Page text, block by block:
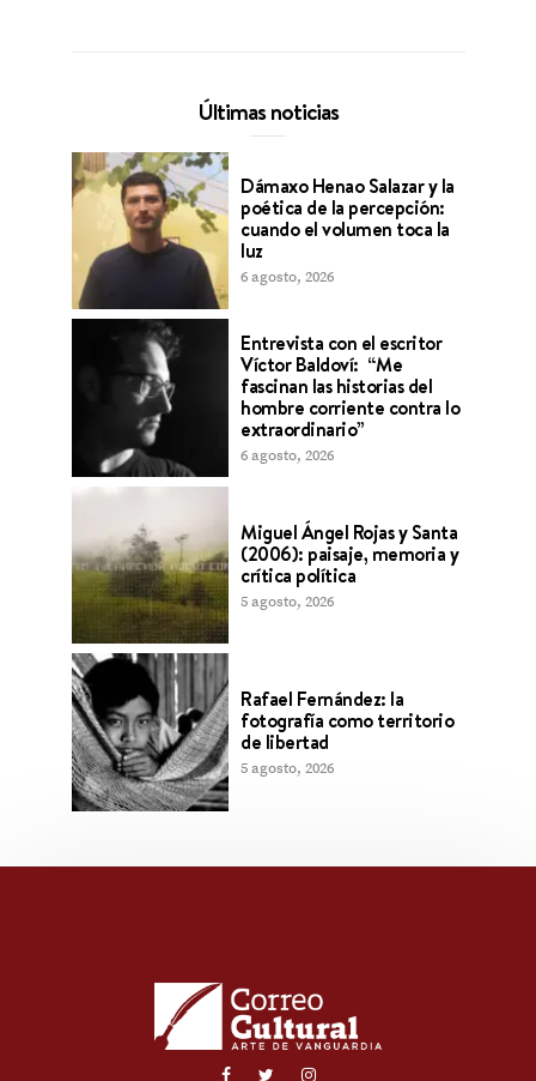
Últimas noticias
Dámaxo Henao Salazar y la
poética de la percepción:
cuando el volumen toca la
luz
6 agosto, 2026
Entrevista con el escritor
Víctor Baldoví: “Me
fascinan las historias del
hombre corriente contra lo
extraordinario”
6 agosto, 2026
Miguel Ángel Rojas y Santa
(2006): paisaje, memoria y
crítica política
5 agosto, 2026
Rafael Fernández: la
fotografía como territorio
de libertad
5 agosto, 2026